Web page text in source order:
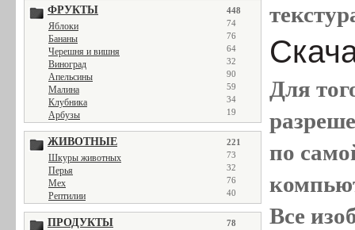
ФРУКТЫ 448
Яблоки 74
Бананы 76
Черешня и вишня 64
Виноград 32
Апельсины 90
Малина 59
Клубника 34
Арбузы 19
ЖИВОТНЫЕ 221
Шкуры животных 73
Перья 32
Мех 76
Рептилии 40
ПРОДУКТЫ 78
Для
по
Все